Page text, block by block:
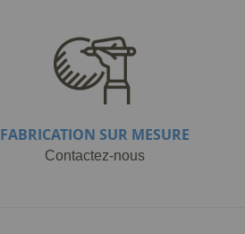
FABRICATION SUR MESURE
Contactez-nous